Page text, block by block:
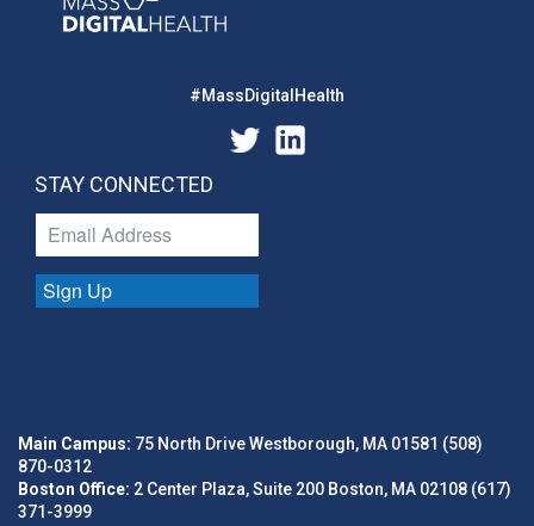
#MassDigitalHealth
STAY CONNECTED
Sign Up
Main Campus: 75 North Drive Westborough, MA 01581 (508)
870-0312
Boston Office: 2 Center Plaza, Suite 200 Boston, MA 02108 (617)
371-3999